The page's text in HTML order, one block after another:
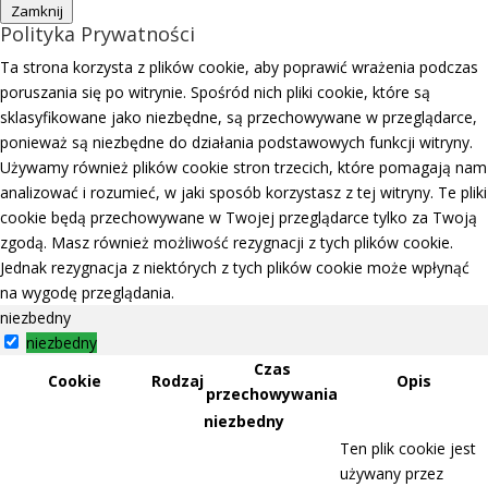
Zamknij
Polityka Prywatności
Ta strona korzysta z plików cookie, aby poprawić wrażenia podczas
poruszania się po witrynie. Spośród nich pliki cookie, które są
sklasyfikowane jako niezbędne, są przechowywane w przeglądarce,
ponieważ są niezbędne do działania podstawowych funkcji witryny.
Używamy również plików cookie stron trzecich, które pomagają nam
analizować i rozumieć, w jaki sposób korzystasz z tej witryny. Te pliki
cookie będą przechowywane w Twojej przeglądarce tylko za Twoją
zgodą. Masz również możliwość rezygnacji z tych plików cookie.
Jednak rezygnacja z niektórych z tych plików cookie może wpłynąć
na wygodę przeglądania.
niezbedny
niezbedny
Cookie
Rodzaj
Czas
przechowywania
Opis
niezbedny
Ten plik cookie jest
używany przez